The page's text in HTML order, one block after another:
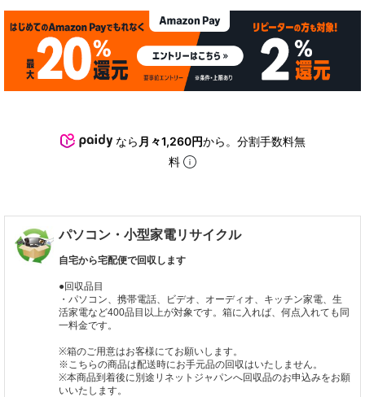
なら 月々1,260円から。分割手数料無
料
パソコン・小型家電リサイクル
自宅から宅配便で回収します
●回収品目
・パソコン、携帯電話、ビデオ、オーディオ、キッチン家電、生
活家電など400品目以上が対象です。箱に入れば、何点入れても同
一料金です。
※箱のご用意はお客様にてお願いします。
※こちらの商品は配送時にお手元品の回収はいたしません。
※本商品到着後に別途リネットジャパンへ回収品のお申込みをお願
いいたします。